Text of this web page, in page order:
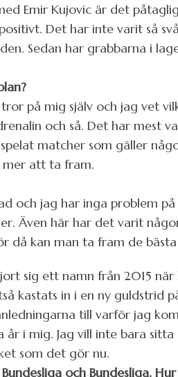
Emir Kujovic är det
Det har inte varit så
Sedan har grabbarna i
på mig själv och jag vet
och så. Det har mest
matcher som gäller
mer att ta fram.
och jag har inga problem
Även här har det varit
då kan man ta fram de
sig ett namn från 2015
kastats in i en ny guldstrid
till varför jag
år i mig. Jag vill inte bara
som det gör nu.
och Bundesliga.